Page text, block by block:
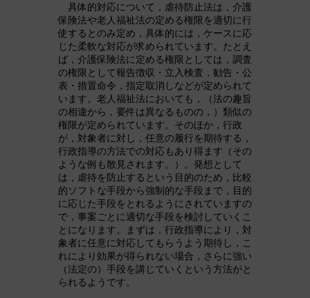
具体的対応について，虐待防止法は，介護
保険法や老人福祉法の定める権限を適切に行
使するとのみ定め，具体的には，ケースに応
じた柔軟な対応が求められています。たとえ
ば，介護保険法に定める権限としては，調査
の権限として報告徴収・立入検査，勧告・公
表・措置命令，指定取消しなどが定められて
います。老人福祉法においても，（法の趣旨
の相違から，要件は異なるものの，）類似の
権限が定められています。そのほか，行政
が，対象者に対し，任意の履行を期待する，
行政指導の方法での対応もあり得ます（その
ような例も散見されます。）。発想として
は，虐待を防止するという目的のため，比較
的ソフトな手段から強制的な手段まで，目的
に応じた手段をとれるようにされていますの
で，事案ごとに適切な手段を検討していくこ
とになります。まずは，行政指導により，対
象者に任意に対応してもらうよう期待し，こ
れにより効果が得られない場合，さらに強い
（法定の）手段を講じていくという方法がと
られるようです。